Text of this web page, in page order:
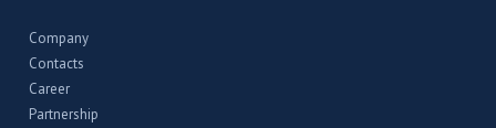
Company
Contacts
Career
Partnership